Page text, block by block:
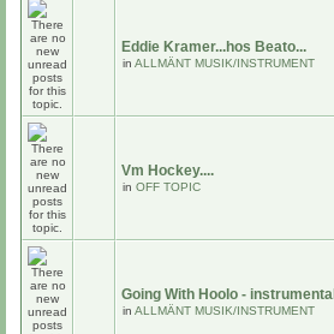
Eddie Kramer...hos Beato...
in ALLMÄNT MUSIK/INSTRUMENT
Vm Hockey....
in OFF TOPIC
Going With Hoolo -
in ALLMÄNT MUSIK/INSTRUMENT